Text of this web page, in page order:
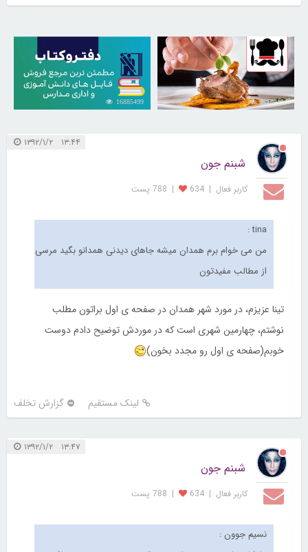
30264114
16885499
۱۳:۴۴ ۱۳۹۲/۱/۲
شبنم جون
کاربر فعال |
634
| 788 پست
tina :
من می خوام برم همدان میشه جاهای دیدنی همدانو بگید مرسی
از مطالب مفیدتون
تینا عزیزم، در مورد شهر همدان در صفحه ی اول براتون مطلب
نوشتم، چهارمین شهری است که در موردش توضیح دادم دوست
خوبم(صفحه ی اول رو مجدد بخون)
لینک مستقیم گزارش تخلف
۱۳:۴۷ ۱۳۹۲/۱/۲
شبنم جون
کاربر فعال |
634
| 788 پست
نسیم جوون :